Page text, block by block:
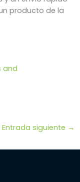
producto de la
and
Entrada siguiente →